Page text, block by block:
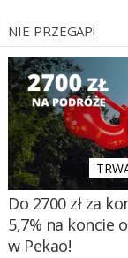
NIE PRZEGAP!
Do 2700 zł za
5,7% na koncie
w Pekao!